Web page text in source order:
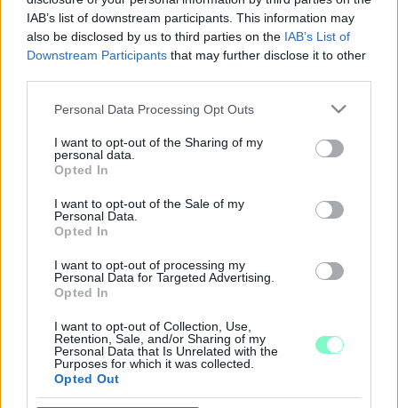
IAB’s list of downstream participants. This information may
also be disclosed by us to third parties on the IAB’s List of
Downstream Participants that may further disclose it to other
Please note that this website/app uses one or more Google
not limited to your visit or usage behaviour. You may click to
grant or deny consent to Google and its third-party tags to
use your data for below specified purposes in below Google
consent section.
Personal Data Processing Opt Outs
I want to opt-out of the Sharing of my
personal data.
Opted In
I want to opt-out of the Sale of my
Personal Data.
Opted In
I want to opt-out of processing my
Personal Data for Targeted Advertising.
Opted In
I want to opt-out of Collection, Use,
Retention, Sale, and/or Sharing of my
Personal Data that Is Unrelated with the
Purposes for which it was collected.
Opted Out
MÁR NEM KONDORA BÁLINT A VAS MEGYEI
TURIZMUS SZÖVETSÉG ELNÖKE
2026. július. 15. 16:46
SZOMBATHELYI MMIK-NAK, 20 MILLIÓ FORINT
FORINT A KONDORA BÁLINT VEZETTE
EGYESÜLETNEK
A Sárváron Ágh Péternek kampánykoncertet szerveztő
gencsapáti egyesület is kapott 50 millió forintot.
KAPOTT 2024-BEN A SZOMBATHELYI FIDESZ
ELNÖKSÉGI TAGJÁNAK FELESÉGE ÁLTAL
2025. július. 23. 17:23
Más kormánypárt közeli elnök vezette civil szervezet is több
millió forintnyi állami támogatásban részesült. A Fidesz-KDNP
szombathelyi önkormányzati képviselőjelöltje vezette keleti
városrészi egyesület beszámolója szerint közel 14 millió